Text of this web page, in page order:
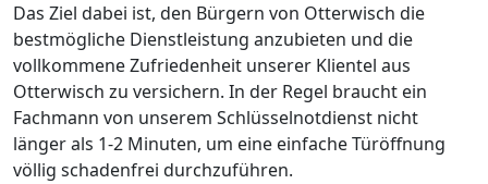
Das Ziel dabei ist, den Bürgern von Otterwisch die
bestmögliche Dienstleistung anzubieten und die
vollkommene Zufriedenheit unserer Klientel aus
Otterwisch zu versichern. In der Regel braucht ein
Fachmann von unserem Schlüsselnotdienst nicht
länger als 1-2 Minuten, um eine einfache Türöffnung
völlig schadenfrei durchzuführen.